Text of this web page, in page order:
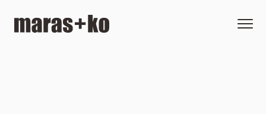
maras+ko
Menu